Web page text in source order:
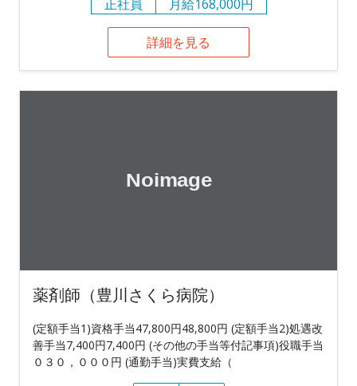
正社員
月給168,000円
詳細を見る
薬剤師（豊川さくら病院）
(定額手当1)資格手当47,800円48,800円 (定額手当2)処遇改
善手当7,400円7,400円 (その他の手当等付記事項)役職手当
０３０，０００円 (通勤手当)実費支給（